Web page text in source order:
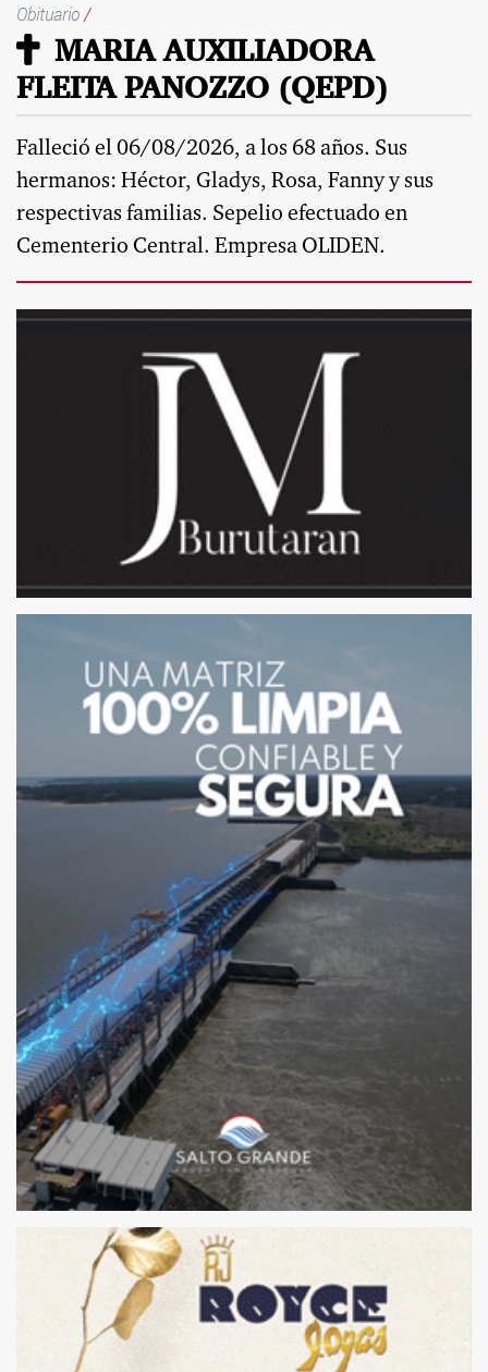
Obituario/
MARIA AUXILIADORA
FLEITA PANOZZO (QEPD)
Falleció el 06/08/2026, a los 68 años. Sus
hermanos: Héctor, Gladys, Rosa, Fanny y sus
respectivas familias. Sepelio efectuado en
Cementerio Central. Empresa OLIDEN.